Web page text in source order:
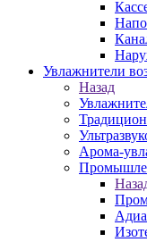
Увлажнители
Назад
Арома-